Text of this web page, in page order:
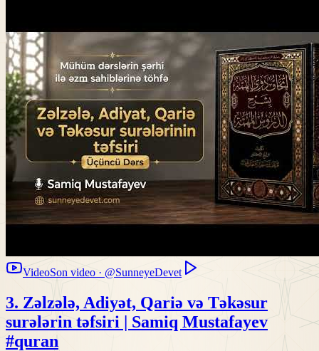
VideoSon video · @SunneyeDevet
3. Zəlzələ, Adiyət, Qariə və Təkəsur
surələrin təfsiri | Samiq Mustafayev
#quran